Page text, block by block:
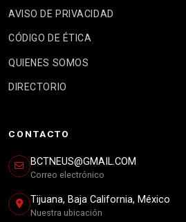
AVISO DE PRIVACIDAD
CÓDIGO DE ÉTICA
QUIENES SOMOS
DIRECTORIO
CONTACTO
BCTNEUS@GMAIL.COM
Correo electrónico
Tijuana, Baja California, México
Nuestra ubicación